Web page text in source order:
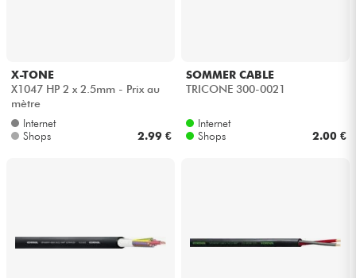
X-TONE
X1047 HP 2 x 2.5mm - Prix au
mètre
Internet
Shops
2.99 €
SOMMER CABLE
TRICONE 300-0021
Internet
Shops
2.00 €